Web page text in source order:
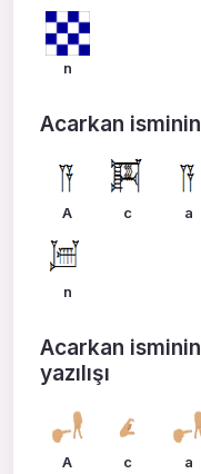
n
Acarkan
A c a
n
Acarkan
yazılışı
A c a